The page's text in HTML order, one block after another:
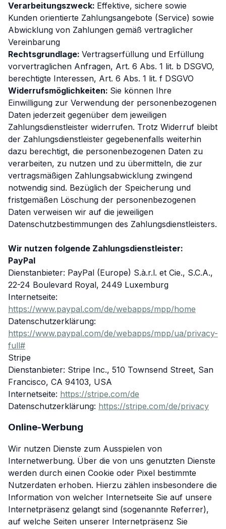
Verarbeitungszweck: Effektive, sichere sowie
Kunden orientierte Zahlungsangebote (Service) sowie
Abwicklung von Zahlungen gemäß vertraglicher
Vereinbarung
Rechtsgrundlage: Vertragserfüllung und Erfüllung
vorvertraglichen Anfragen, Art. 6 Abs. 1 lit. b DSGVO,
berechtigte Interessen, Art. 6 Abs. 1 lit. f DSGVO
Widerrufsmöglichkeiten: Sie können Ihre
Einwilligung zur Verwendung der personenbezogenen
Daten jederzeit gegenüber dem jeweiligen
Zahlungsdienstleister widerrufen. Trotz Widerruf bleibt
der Zahlungsdienstleister gegebenenfalls weiterhin
dazu berechtigt, die personenbezogenen Daten zu
verarbeiten, zu nutzen und zu übermitteln, die zur
vertragsmäßigen Zahlungsabwicklung zwingend
notwendig sind. Bezüglich der Speicherung und
fristgemäßen Löschung der personenbezogenen
Daten verweisen wir auf die jeweiligen
Datenschutzbestimmungen des Zahlungsdienstleisters.
Wir nutzen folgende Zahlungsdienstleister:
PayPal
Dienstanbieter: PayPal (Europe) S.à.r.l. et Cie., S.C.A.,
22-24 Boulevard Royal, 2449 Luxemburg
Internetseite:
https://www.paypal.com/de/webapps/mpp/home
Datenschutzerklärung:
https://www.paypal.com/de/webapps/mpp/ua/privacy-
full#
Stripe
Dienstanbieter: Stripe Inc., 510 Townsend Street, San
Francisco, CA 94103, USA
Internetseite: https://stripe.com/de
Datenschutzerklärung: https://stripe.com/de/privacy
Online-Werbung
Wir nutzen Dienste zum Ausspielen von
Internetwerbung. Über die von uns genutzten Dienste
werden durch einen Cookie oder Pixel bestimmte
Nutzerdaten erhoben. Hierzu zählen insbesondere die
Information von welcher Internetseite Sie auf unsere
Internetpräsenz gelangt sind (sogenannte Referrer),
auf welche Seiten unserer Internetpräsenz Sie